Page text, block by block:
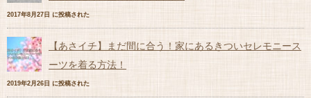
2017年8月27日 に投稿された
【あさイチ】まだ間に合う！家にあるきついセレモニース
ーツを着る方法！
2019年2月26日 に投稿された